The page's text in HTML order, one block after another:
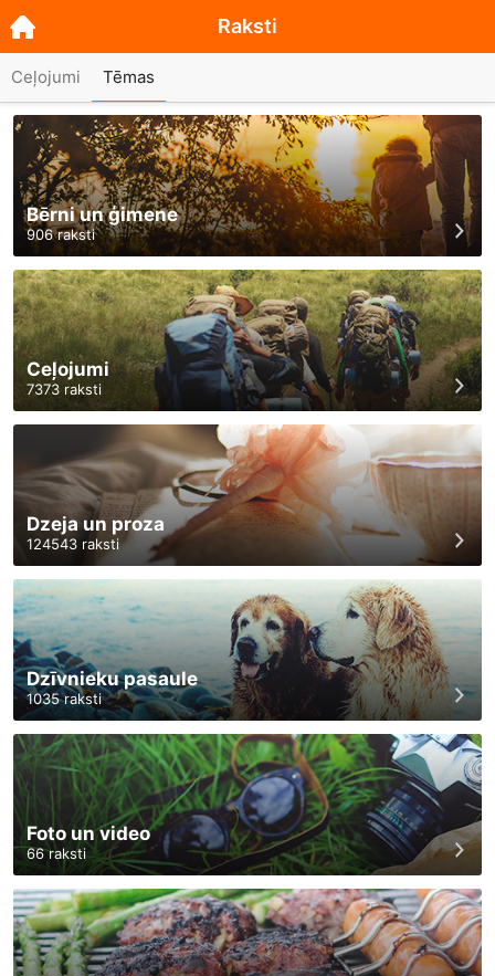
Bērni un ģimene
906raksti
Ceļojumi
7373 raksti
Dzeja un proza
124543 raksti
Dzīvnieku pasaule
1035raksti
Foto un video
66raksti
Raksti
Ceļojumi Tēmas